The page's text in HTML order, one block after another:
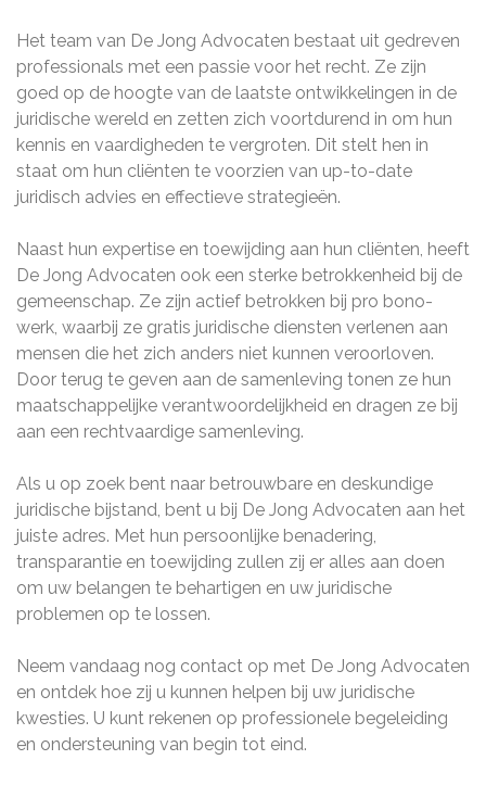
Het team van De Jong Advocaten bestaat uit gedreven
professionals met een passie voor het recht. Ze zijn
goed op de hoogte van de laatste ontwikkelingen in de
juridische wereld en zetten zich voortdurend in om hun
kennis en vaardigheden te vergroten. Dit stelt hen in
staat om hun cliënten te voorzien van up-to-date
juridisch advies en effectieve strategieën.
Naast hun expertise en toewijding aan hun cliënten, heeft
De Jong Advocaten ook een sterke betrokkenheid bij de
gemeenschap. Ze zijn actief betrokken bij pro bono-
werk, waarbij ze gratis juridische diensten verlenen aan
mensen die het zich anders niet kunnen veroorloven.
Door terug te geven aan de samenleving tonen ze hun
maatschappelijke verantwoordelijkheid en dragen ze bij
aan een rechtvaardige samenleving.
Als u op zoek bent naar betrouwbare en deskundige
juridische bijstand, bent u bij De Jong Advocaten aan het
juiste adres. Met hun persoonlijke benadering,
transparantie en toewijding zullen zij er alles aan doen
om uw belangen te behartigen en uw juridische
problemen op te lossen.
Neem vandaag nog contact op met De Jong Advocaten
en ontdek hoe zij u kunnen helpen bij uw juridische
kwesties. U kunt rekenen op professionele begeleiding
en ondersteuning van begin tot eind.